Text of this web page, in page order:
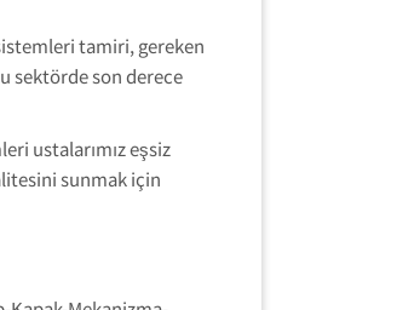
tamiri, gereken
sektörde son derece
ustalarımız eşsiz
sunmak için